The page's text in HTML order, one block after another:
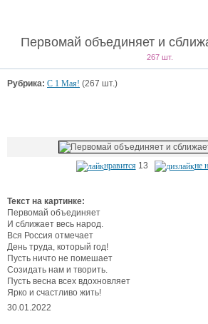
Первомай объединяет и
267 шт.
Рубрика: С 1 Мая! (267 шт.)
нравится 13 не
Текст на картинке:
Первомай объединяет
И сближает весь народ.
Вся Россия отмечает
День труда, который год!
Пусть ничто не помешает
Созидать нам и творить.
Пусть весна всех вдохновляет
Ярко и счастливо жить!
30.01.2022